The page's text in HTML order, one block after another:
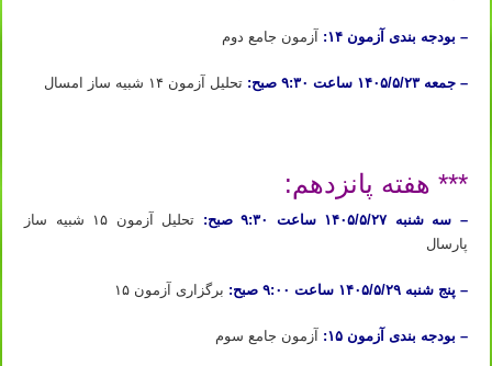
– بودجه بندی آزمون ۱۴: آزمون جامع دوم
– جمعه ۱۴۰۵/۵/۲۳ ساعت ۹:۳۰ صبح: تحلیل آزمون ۱۴ شبیه ساز امسال
*** هفته پانزدهم:
– سه شنبه ۱۴۰۵/۵/۲۷ ساعت ۹:۳۰ صبح:
تحلیل آزمون ۱۵ شبیه ساز
پارسال
– پنج شنبه ۱۴۰۵/۵/۲۹ ساعت ۹:۰۰ صبح: برگزاری آزمون ۱۵
– بودجه بندی آزمون ۱۵: آزمون جامع سوم